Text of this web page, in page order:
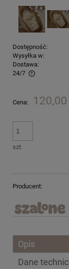
Dostępność:
Wysyłka w:
Dostawa:
24/7
Cena nie
Cena: 120,00
szt.
Producent:
Opis
Dane